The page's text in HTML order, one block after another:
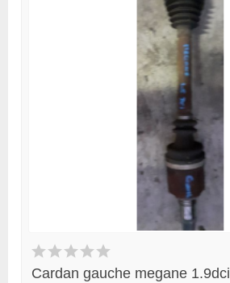
Cardan gauche megane 1.9dci